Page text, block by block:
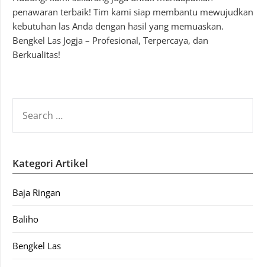
penawaran terbaik! Tim kami siap membantu mewujudkan
kebutuhan las Anda dengan hasil yang memuaskan.
Bengkel Las Jogja – Profesional, Terpercaya, dan
Berkualitas!
FOR:
Kategori Artikel
Baja Ringan
Baliho
Bengkel Las